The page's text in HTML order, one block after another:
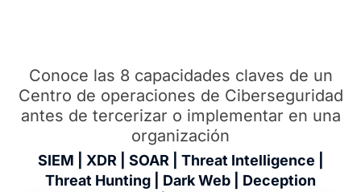
Conoce las 8 capacidades claves de un
Centro de operaciones de Ciberseguridad
antes de tercerizar o implementar en una
organización
SIEM | XDR | SOAR | Threat Intelligence |
Threat Hunting | Dark Web | Deception